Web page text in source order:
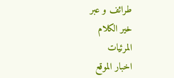
طرائف و عبر
خير الكلام
المرئيات
اخبار الموقع